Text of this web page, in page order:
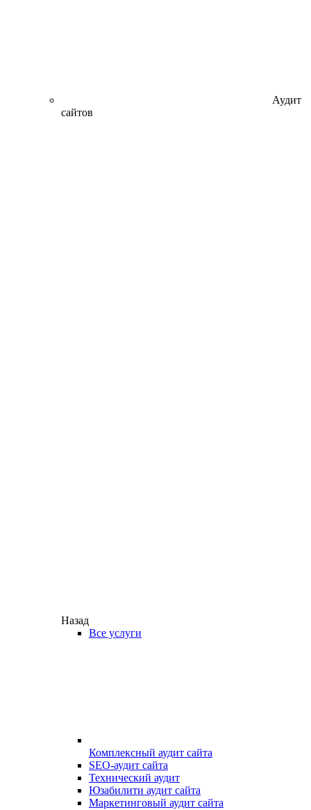
Аудит
сайтов
Назад
Все услуги
Комплексный аудит сайта
SEO-аудит сайта
Технический аудит
Юзабилити аудит сайта
Маркетинговый аудит сайта